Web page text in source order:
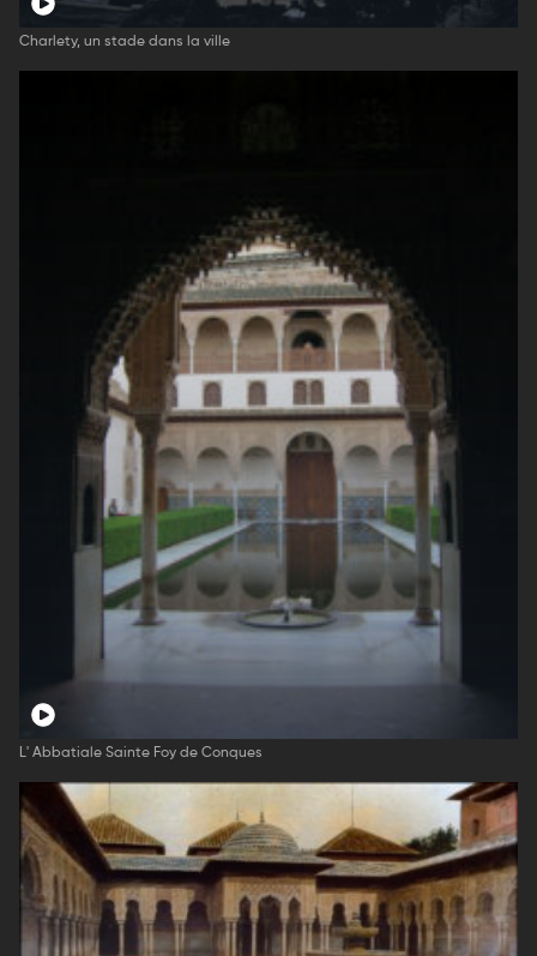
Charlety, un stade dans la ville
L' Abbatiale Sainte Foy de Conques